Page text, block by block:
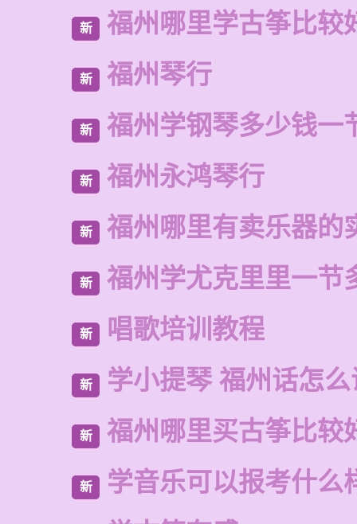
新 福州哪里学古筝比较
新 福州琴行
新 福州学钢琴多少钱一
新 福州永鸿琴行
新 福州哪里有卖乐器的
新 福州学尤克里里一节
新 唱歌培训教程
新 学小提琴 福州话怎
新 福州哪里买古筝比较
新
学音乐可以报考什么